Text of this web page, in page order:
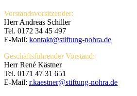
Vorstandsvorsitzender:
Herr Andreas Schiller
Tel. 0172 34 45 497
E-Mail: kontakt@stiftung-nohra.de
Geschäftsführender Vorstand:
Herr René Kästner
Tel. 0171 47 31 651
E-Mail: r.kaestner@stiftung-nohra.de